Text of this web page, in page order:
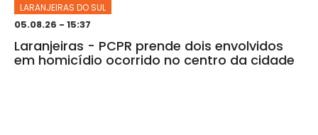
LARANJEIRAS DO SUL
05.08.26 - 15:37
Laranjeiras - PCPR prende dois envolvidos
em homicídio ocorrido no centro da cidade